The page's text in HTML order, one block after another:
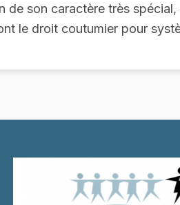
de son caractère très
le droit coutumier pour